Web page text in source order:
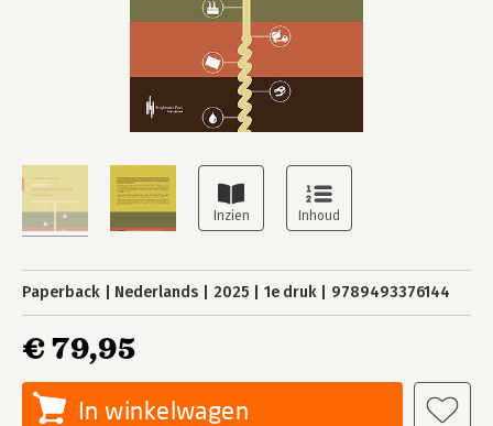
Paperback Nederlands 2025 1e druk 9789493376144
€ 79,95
In winkelwagen